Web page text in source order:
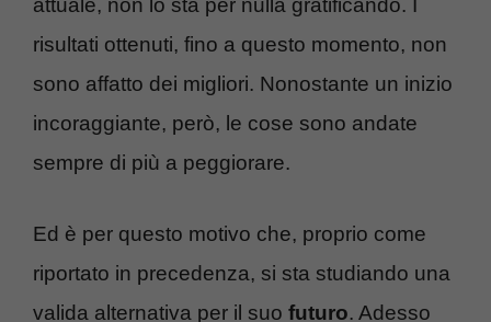
attuale, non lo sta per nulla gratificando. I
risultati ottenuti, fino a questo momento, non
sono affatto dei migliori. Nonostante un inizio
incoraggiante, però, le cose sono andate
sempre di più a peggiorare.
Ed è per questo motivo che, proprio come
riportato in precedenza, si sta studiando una
valida alternativa per il suo futuro. Adesso